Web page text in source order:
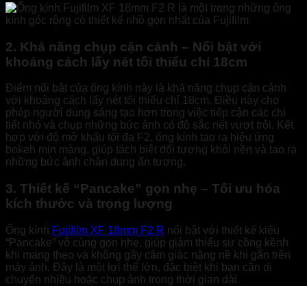
2. Khả năng chụp cận cảnh – Nổi bật với
khoảng cách lấy nét tối thiểu chỉ 18cm
Điểm nổi bật của ống kính này là khả năng chụp cận cảnh
với khoảng cách lấy nét tối thiểu chỉ 18cm. Điều này cho
phép người dùng sáng tạo hơn trong việc tiếp cận các chi
tiết nhỏ và chụp những bức ảnh có độ sắc nét vượt trội. Kết
hợp với độ mở khẩu tối đa F2, ống kính tạo ra hiệu ứng
bokeh mịn màng, giúp tách biệt đối tượng khỏi nền và tạo ra
những bức ảnh chân dung ấn tượng.
3. Thiết kế “Pancake” gọn nhẹ – Tối ưu hóa
kích thước và trọng lượng
Ống kính Fujifilm XF 18mm F2 R nổi bật với thiết kế kiểu
“Pancake” vô cùng gọn nhẹ, giúp giảm thiểu sự cồng kềnh
khi mang theo và không gây cảm giác nặng nề khi gắn trên
máy ảnh. Đây là một lợi thế lớn, đặc biệt khi bạn cần di
chuyển nhiều hoặc chụp ảnh trong thời gian dài.